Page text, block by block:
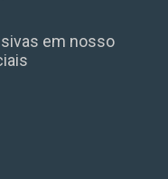
em nosso